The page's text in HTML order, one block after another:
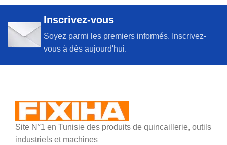
Inscrivez-vous
Soyez parmi les premiers informés. Inscrivez-
vous à dès aujourd'hui.
Site N°1 en Tunisie des produits de quincaillerie, outils
industriels et machines